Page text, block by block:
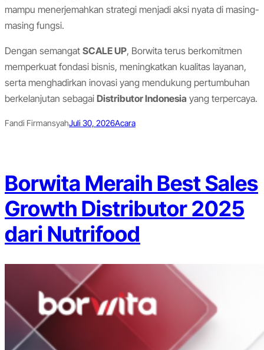
mampu menerjemahkan strategi menjadi aksi nyata di masing-
masing fungsi.
Dengan semangat SCALE UP, Borwita terus berkomitmen
memperkuat fondasi bisnis, meningkatkan kualitas layanan,
serta menghadirkan inovasi yang mendukung pertumbuhan
berkelanjutan sebagai Distributor Indonesia yang terpercaya.
Fandi FirmansyahJuli 30, 2026Acara
Borwita Meraih Best Sales
Growth Distributor 2025
dari Nutrifood